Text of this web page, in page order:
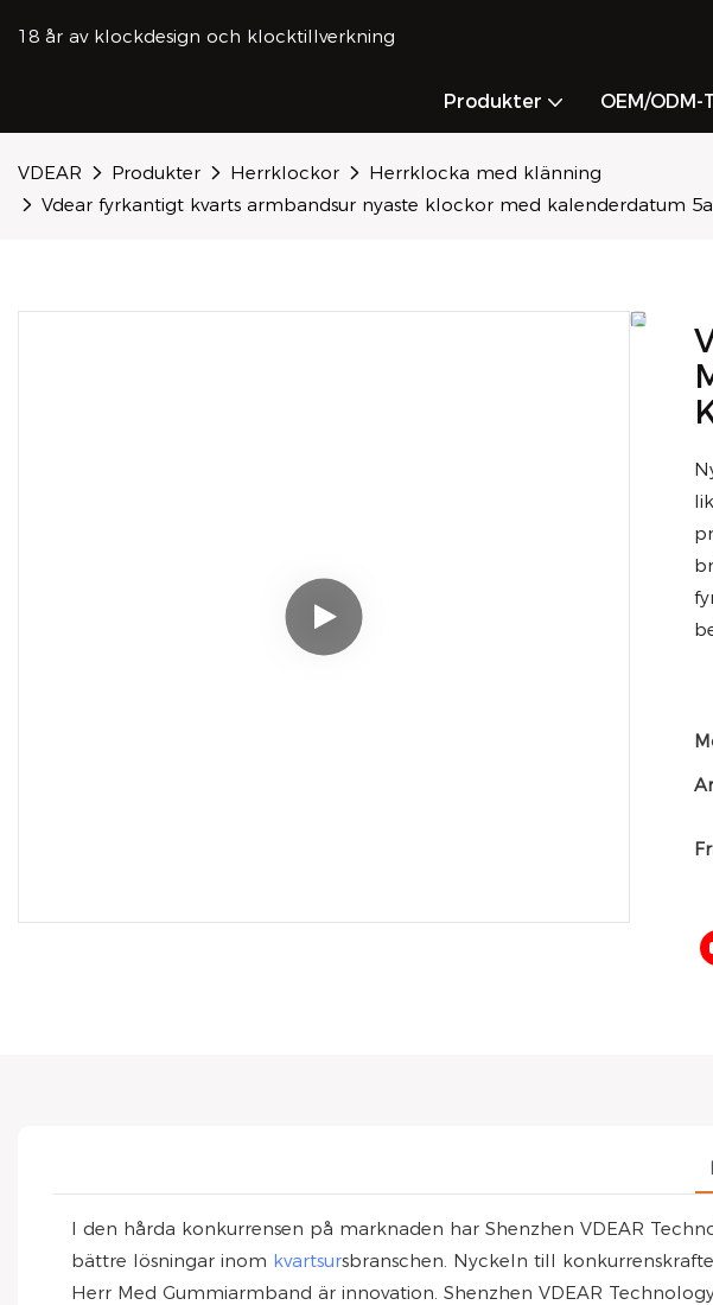
18 år av klockdesign och klocktillverkning
Produkter OEM/ODM-
VDEAR Produkter Herrklockor
Herrklocka med klänning
Vdear fyrkantigt kvarts armbandsur nyaste klockor med kalenderdatum
I den hårda konkurrensen på marknaden har Shenzhen VDEAR
bättre lösningar inom kvartsursbranschen. Nyckeln till
Herr Med Gummiarmband är innovation. Shenzhen VDEAR